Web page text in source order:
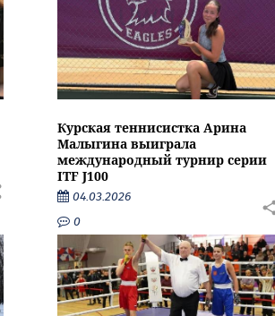
Курская теннисистка Арина
Малыгина выиграла
международный турнир серии
ITF J100
04.03.2026
0